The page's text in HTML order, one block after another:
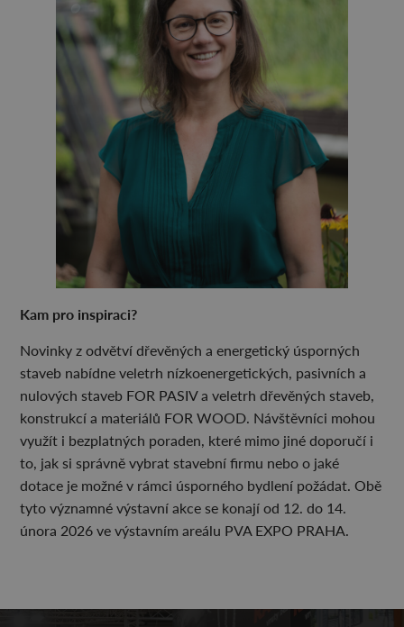
Kam pro inspiraci?
Novinky z odvětví dřevěných a energetický úsporných
staveb nabídne veletrh nízkoenergetických, pasivních a
nulových staveb FOR PASIV a veletrh dřevěných staveb,
konstrukcí a materiálů FOR WOOD. Návštěvníci mohou
využít i bezplatných poraden, které mimo jiné doporučí i
to, jak si správně vybrat stavební firmu nebo o jaké
dotace je možné v rámci úsporného bydlení požádat. Obě
tyto významné výstavní akce se konají od 12. do 14.
února 2026 ve výstavním areálu PVA EXPO PRAHA.